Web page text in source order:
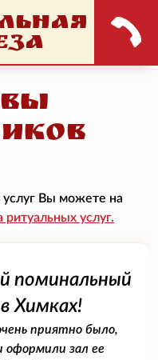
услуг Вы можете на
услуг.
поминальный
Химках!
приятно было,
оформили зал ее